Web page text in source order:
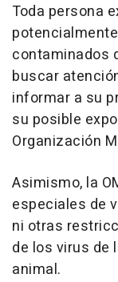
Toda persona
contaminados
buscar
informar a su
su posible
Organización
Asimismo, la
especiales de
ni otras
de los virus de
animal.